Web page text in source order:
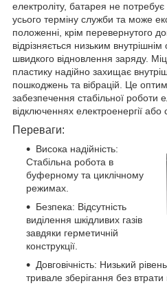
електроліту, батарея не
усього терміну служби та може
положенні, крім перевернутого
відрізняється низьким
швидкого відновлення заряду.
пластику надійно захищає
пошкоджень та вібрацій. Це
забезпечення стабільної роботи
відключеннях електроенергії
Переваги:
Висока надійність:
Стабільна робота в
буферному та циклічному
режимах.
Безпека: Відсутність
виділення шкідливих газів
завдяки герметичній
конструкції.
Довговічність: Низький
тривале зберігання без втрати